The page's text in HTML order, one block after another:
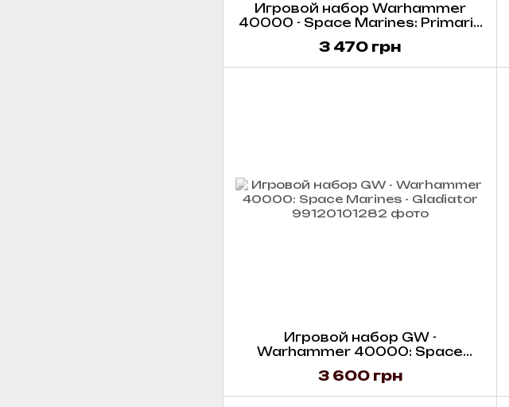
Игровой набор Warhammer
40000 - Space Marines: Primaris
3 470 грн
Игровой набор GW -
Warhammer 40000: Space
3 600 грн